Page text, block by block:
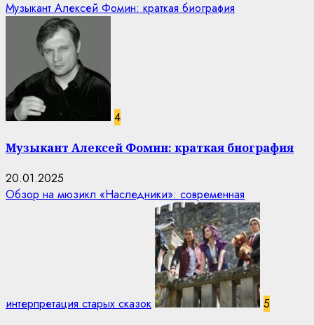
Музыкант Алексей Фомин: краткая биография
4
Музыкант Алексей Фомин: краткая биография
20.01.2025
Обзор на мюзикл «Наследники»: современная
интерпретация старых сказок 5